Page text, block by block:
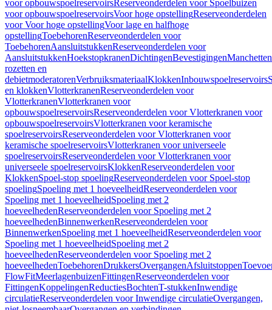
voor opbouwspoelreservoirsReserveonderdelen voor Spoelbuizen
voor opbouwspoelreservoirsVoor hoge opstellingReserveonderdelen
voor Voor hoge opstellingVoor lage en halfhoge
opstellingToebehorenReserveonderdelen voor
ToebehorenAansluitstukkenReserveonderdelen voor
AansluitstukkenHoekstopkranenDichtingenBevestigingenManchetten
rozetten en
debietmoderatorenVerbruiksmateriaalKlokkenInbouwspoelreservoirs
en klokkenVlotterkranenReserveonderdelen voor
VlotterkranenVlotterkranen voor
opbouwspoelreservoirsReserveonderdelen voor Vlotterkranen voor
opbouwspoelreservoirsVlotterkranen voor keramische
spoelreservoirsReserveonderdelen voor Vlotterkranen voor
keramische spoelreservoirsVlotterkranen voor universeele
spoelreservoirsReserveonderdelen voor Vlotterkranen voor
universeele spoelreservoirsKlokkenReserveonderdelen voor
KlokkenSpoel-stop spoelingReserveonderdelen voor Spoel-stop
spoelingSpoeling met 1 hoeveelheidReserveonderdelen voor
Spoeling met 1 hoeveelheidSpoeling met 2
hoeveelhedenReserveonderdelen voor Spoeling met 2
hoeveelhedenBinnenwerkenReserveonderdelen voor
BinnenwerkenSpoeling met 1 hoeveelheidReserveonderdelen voor
Spoeling met 1 hoeveelheidSpoeling met 2
hoeveelhedenReserveonderdelen voor Spoeling met 2
hoeveelhedenToebehorenDrukkersOvergangenAfsluitstoppen
FlowFitMeerlagenbuizenFittingenReserveonderdelen voor
FittingenKoppelingenReductiesBochtenT-stukkenInwendige
circulatieReserveonderdelen voor Inwendige circulatieOvergangen,